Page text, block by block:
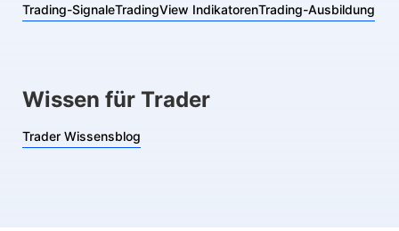
Trading-SignaleTradingView IndikatorenTrading-Ausbildung
Wissen für Trader
Trader Wissensblog